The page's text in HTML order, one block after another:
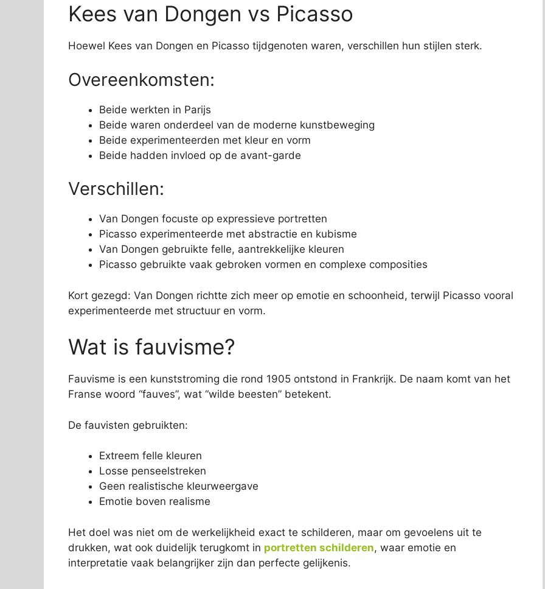
Kees van Dongen vs Picasso
Hoewel Kees van Dongen en Picasso tijdgenoten waren, verschillen hun stijlen sterk.
Overeenkomsten:
Beide werkten in Parijs
Beide waren onderdeel van de moderne kunstbeweging
Beide experimenteerden met kleur en vorm
Beide hadden invloed op de avant-garde
Verschillen:
Van Dongen focuste op expressieve portretten
Picasso experimenteerde met abstractie en kubisme
Van Dongen gebruikte felle, aantrekkelijke kleuren
Picasso gebruikte vaak gebroken vormen en complexe composities
Kort gezegd: Van Dongen richtte zich meer op emotie en schoonheid, terwijl Picasso vooral
experimenteerde met structuur en vorm.
Wat is fauvisme?
Fauvisme is een kunststroming die rond 1905 ontstond in Frankrijk. De naam komt van het
Franse woord “fauves”, wat “wilde beesten” betekent.
De fauvisten gebruikten:
Extreem felle kleuren
Losse penseelstreken
Geen realistische kleurweergave
Emotie boven realisme
Het doel was niet om de werkelijkheid exact te schilderen, maar om gevoelens uit te
drukken, wat ook duidelijk terugkomt in portretten schilderen, waar emotie en
interpretatie vaak belangrijker zijn dan perfecte gelijkenis.